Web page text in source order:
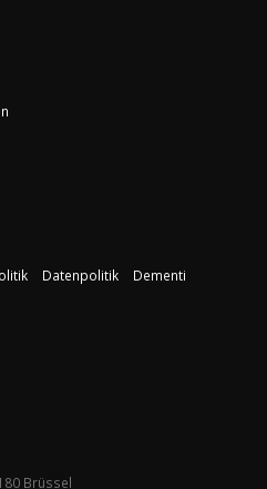
Datenpolitik
Dementi
Brüssel